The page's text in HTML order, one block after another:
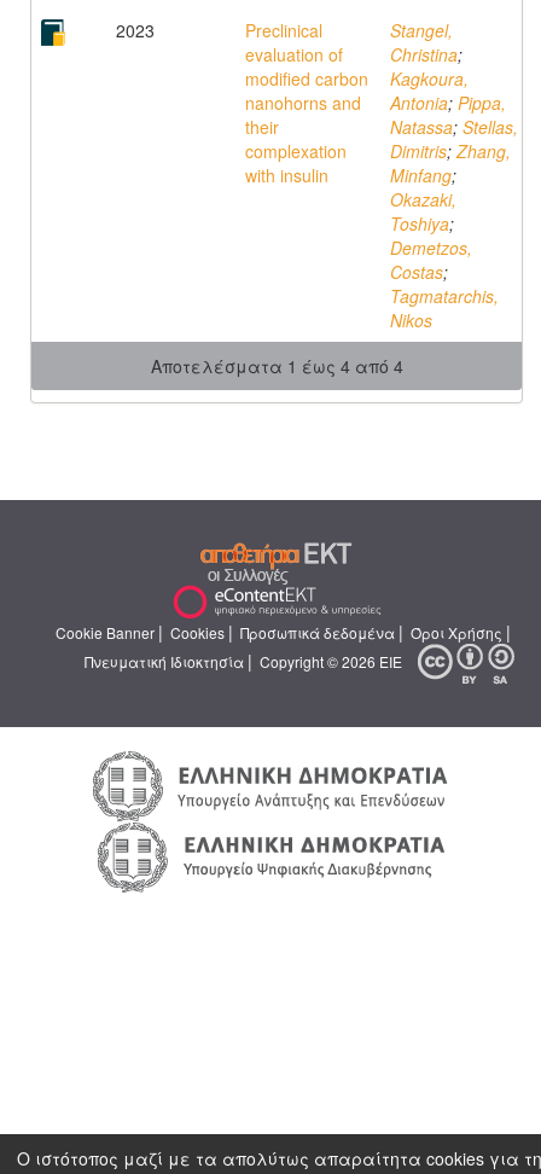
2023
Preclinical
evaluation of
modified carbon
nanohorns and
their
complexation
with insulin
Stangel,
Christina;
Kagkoura,
Antonia; Pippa,
Natassa; Stellas,
Dimitris;Zhang,
Minfang;
Okazaki,
Toshiya;
Demetzos,
Costas;
Tagmatarchis,
Nikos
Αποτελέσματα 1 έως 4 από 4
Cookie Banner | Cookies | Προσωπικά δεδομένα | Όροι Χρήσης |
Πνευματική Ιδιοκτησία | Copyright © 2026 ΕΙΕ
Ο ιστότοπος μαζί με τα απολύτως απαραίτητα cookies για